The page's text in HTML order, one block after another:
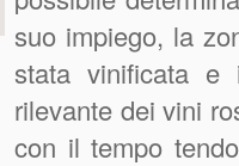
suo impiego, la
stata vinificata e
rilevante dei vini
con il tempo